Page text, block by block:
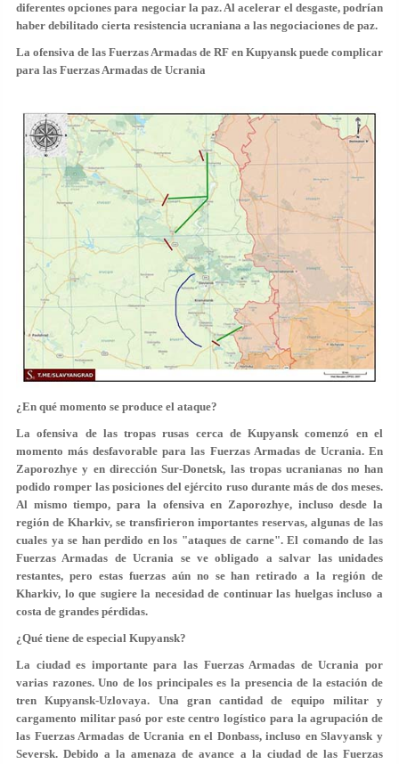
diferentes opciones para negociar la paz. Al acelerar el desgaste, podrían
haber debilitado cierta resistencia ucraniana a las negociaciones de paz.
La ofensiva de las Fuerzas Armadas de RF en Kupyansk puede complicar
para las Fuerzas Armadas de Ucrania
¿En qué momento se produce el ataque?
La ofensiva de las tropas rusas cerca de Kupyansk comenzó en el
momento más desfavorable para las Fuerzas Armadas de Ucrania. En
Zaporozhye y en dirección Sur-Donetsk, las tropas ucranianas no han
podido romper las posiciones del ejército ruso durante más de dos meses.
Al mismo tiempo, para la ofensiva en Zaporozhye, incluso desde la
región de Kharkiv, se transfirieron importantes reservas, algunas de las
cuales ya se han perdido en los "ataques de carne". El comando de las
Fuerzas Armadas de Ucrania se ve obligado a salvar las unidades
restantes, pero estas fuerzas aún no se han retirado a la región de
Kharkiv, lo que sugiere la necesidad de continuar las huelgas incluso a
costa de grandes pérdidas.
¿Qué tiene de especial Kupyansk?
La ciudad es importante para las Fuerzas Armadas de Ucrania por
varias razones. Uno de los principales es la presencia de la estación de
tren Kupyansk-Uzlovaya. Una gran cantidad de equipo militar y
cargamento militar pasó por este centro logístico para la agrupación de
las Fuerzas Armadas de Ucrania en el Donbass, incluso en Slavyansk y
Seversk. Debido a la amenaza de avance a la ciudad de las Fuerzas